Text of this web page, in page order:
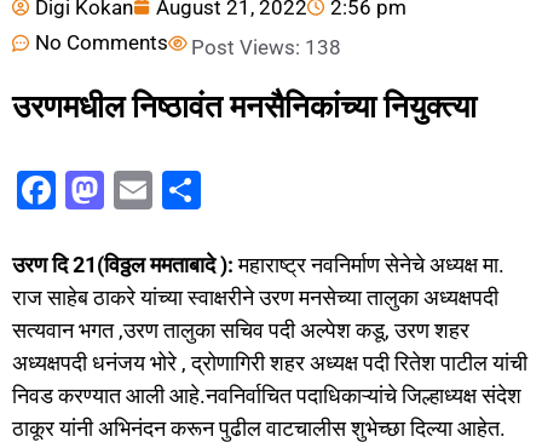
Digi Kokan August 21, 2022
2:56 pm
No Comments
Post Views: 138
उरणमधील निष्ठावंत मनसैनिकांच्या नियुक्त्या
F
c
e
b
o
o
M
st
o
d
o
n
E
ai
l
ar
e
उरण दि 21(विठ्ठल ममताबादे ):महाराष्ट्र नवनिर्माण सेनेचे अध्यक्ष मा.
राज साहेब ठाकरे यांच्या स्वाक्षरीने उरण मनसेच्या तालुका अध्यक्षपदी
सत्यवान भगत ,उरण तालुका सचिव पदी अल्पेश कडू, उरण शहर
अध्यक्षपदी धनंजय भोरे , द्रोणागिरी शहर अध्यक्ष पदी रितेश पाटील यांची
निवड करण्यात आली आहे.नवनिर्वाचित पदाधिकाऱ्यांचे जिल्हाध्यक्ष संदेश
ठाकूर यांनी अभिनंदन करून पुढील वाटचालीस शुभेच्छा दिल्या आहेत.